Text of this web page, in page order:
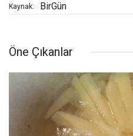
Kaynak: BirGün
Öne Çıkanlar